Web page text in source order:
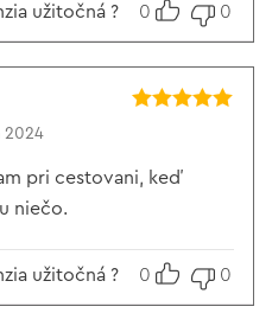
užitočná ? 0 0
2024
pri cestovani, keď
niečo.
užitočná ? 0 0